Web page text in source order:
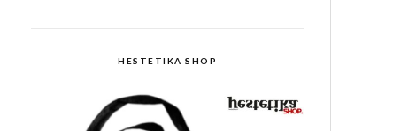
HESTETIKA SHOP